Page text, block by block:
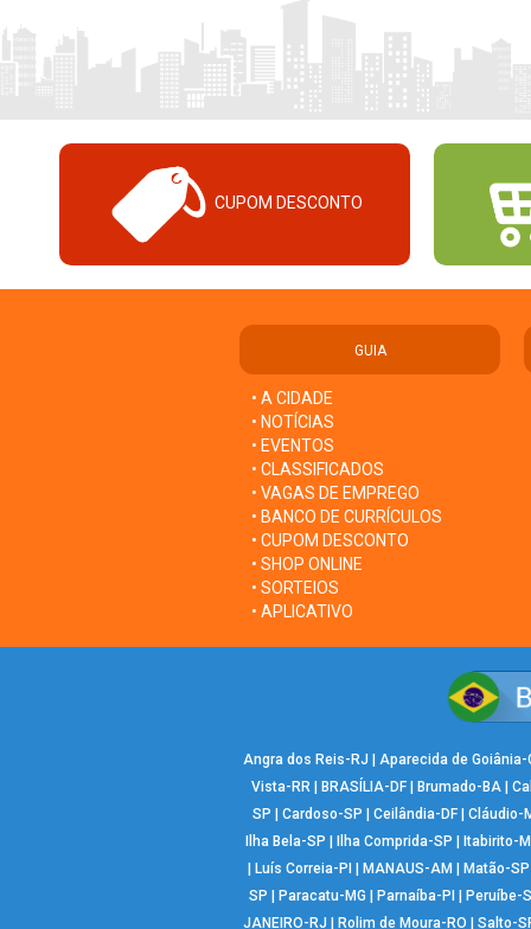
CUPOM DESCONTO
GUIA
• A CIDADE
• NOTÍCIAS
• EVENTOS
• CLASSIFICADOS
• VAGAS DE EMPREGO
• BANCO DE CURRÍCULOS
• CUPOM DESCONTO
• SHOP ONLINE
• SORTEIOS
• APLICATIVO
Angra dos Reis-RJ
Aparecida de Goiânia-
Vista-RR| BRASÍLIA-DF| Brumado-BA|
SP
Cardoso-SP Ceilândia-DF
Cláudio-
Ilha Bela-SP
Ilha Comprida-SP
Itabirito-
Luís Correia-PI MANAUS-AM Matão-SP
SP
Paracatu-MG Parnaíba-PI
Peruíbe-
JANEIRO-RJ
Rolim de Moura-RO Salto-